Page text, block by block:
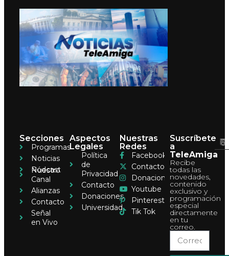
Secciones
Programas
Noticias
Pódcast
Nuestro
Canal
Alianzas
Contacto
Señal
en Vivo
Aspectos
Legales
Política
de
Privacidad
Contacto
Donaciones
Universidad
Nuestras
Redes
Facebook
Contacto
Donaciones
Youtube
Pinterest
Tik Tok
Suscríbete
a
TeleAmiga
Recibe
todas las
novedades,
contenido
exclusivo y
programación
especial
directamente
en tu
correo.